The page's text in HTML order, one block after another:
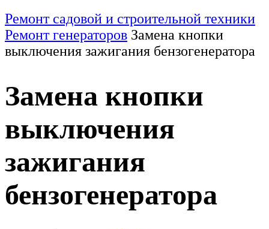
Ремонт садовой и строительной техники
Ремонт генераторов Замена кнопки
выключения зажигания бензогенератора
Замена кнопки
выключения
зажигания
бензогенератора